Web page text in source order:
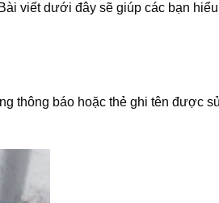
Bài viết dưới đây sẽ giúp các bạn
thông báo hoặc thẻ ghi tên được